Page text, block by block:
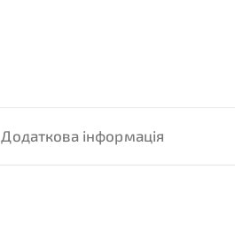
Додаткова інформація